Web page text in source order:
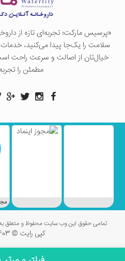
«پرسيس ماركت؛ تجربه‌ای تازه از
سلامت را یک‌جا پیدا می‌کنید،
خیال‌تان از اصالت و سرعت راحت
مطمئن را
تمامی حقوق این وب سایت محفوظ و متعلق
کپی رایت © 1403 - 1405